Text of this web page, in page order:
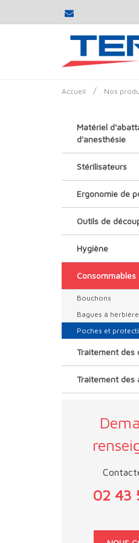
Accueil / Nos
Matériel
d'anesthésie
Stérilisateurs
Ergonomie de
Outils de
Hygiène
Consommables
Bouchons
Bagues à
Poches et
Traitement des
Traitement des
02 43